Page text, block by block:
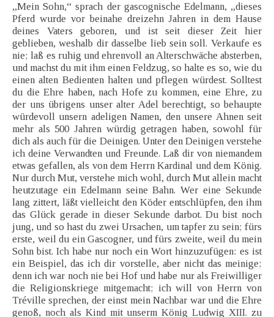
„Mein Sohn,“ sprach der gascognische Edelmann, „dieses
Pferd wurde vor beinahe dreizehn Jahren in dem Hause
deines Vaters geboren, und ist seit dieser Zeit hier
geblieben, weshalb dir dasselbe lieb sein soll. Verkaufe es
nie; laß es ruhig und ehrenvoll an Alterschwäche absterben,
und machst du mit ihm einen Feldzug, so halte es so, wie du
einen alten Bedienten halten und pflegen würdest. Solltest
du die Ehre haben, nach Hofe zu kommen, eine Ehre, zu
der uns übrigens unser alter Adel berechtigt, so behaupte
würdevoll unsern adeligen Namen, den unsere Ahnen seit
mehr als 500 Jahren würdig getragen haben, sowohl für
dich als auch für die Deinigen. Unter den Deinigen verstehe
ich deine Verwandten und Freunde. Laß dir von niemandem
etwas gefallen, als von dem Herrn Kardinal und dem König.
Nur durch Mut, verstehe mich wohl, durch Mut allein macht
heutzutage ein Edelmann seine Bahn. Wer eine Sekunde
lang zittert, läßt vielleicht den Köder entschlüpfen, den ihm
das Glück gerade in dieser Sekunde darbot. Du bist noch
jung, und so hast du zwei Ursachen, um tapfer zu sein; fürs
erste, weil du ein Gascogner, und fürs zweite, weil du mein
Sohn bist. Ich habe nur noch ein Wort hinzuzufügen: es ist
ein Beispiel, das ich dir vorstelle, aber nicht das meinige;
denn ich war noch nie bei Hof und habe nur als Freiwilliger
die Religionskriege mitgemacht; ich will von Herrn von
Tréville sprechen, der einst mein Nachbar war und die Ehre
genoß, noch als Kind mit unserm König Ludwig XIII. zu